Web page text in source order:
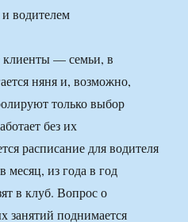
водителем
— семьи, в
няня и, возможно,
только выбор
без их
расписание для водителя
месяц, из года в год
в клуб. Вопрос о
поднимается